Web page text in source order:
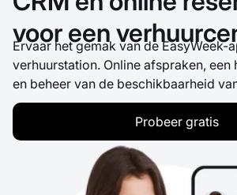
voor een
Ervaar het gemak van de EasyWeek-
verhuurstation. Online afspraken, een
en beheer van de beschikbaarheid
Probeer gratis